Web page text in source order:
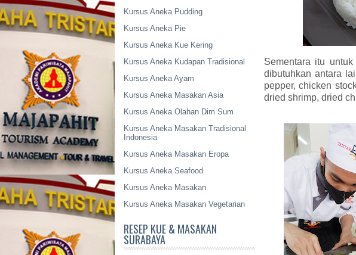
Kursus Aneka Pudding
Kursus Aneka Pie
Kursus Aneka Kue Kering
Kursus Aneka Kudapan Tradisional
Kursus Aneka Ayam
Kursus Aneka Masakan Asia
Kursus Aneka Olahan Dim Sum
Kursus Aneka Masakan Tradisional
Indonesia
Kursus Aneka Masakan Eropa
Kursus Aneka Seafood
Kursus Aneka Masakan
Kursus Aneka Masakan Vegetarian
RESEP KUE & MASAKAN
SURABAYA
Sementara itu untuk
dibutuhkan antara
pepper, chicken
dried shrimp, dried